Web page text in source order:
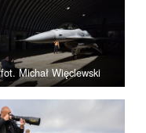
fot. Michał Więclewski